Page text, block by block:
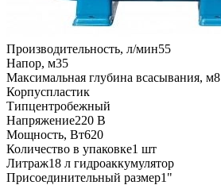
Производительность, л/мин55
Напор, м35
Максимальная глубина всасывания, м8
Корпуспластик
Типцентробежный
Напряжение220 В
Мощность, Вт620
Количество в упаковке1 шт
Литраж18 л гидроаккумулятор
Присоединительный размер1"